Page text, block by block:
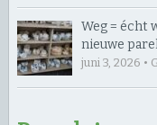
Weg = écht
nieuwe
juni 3, 2026 •